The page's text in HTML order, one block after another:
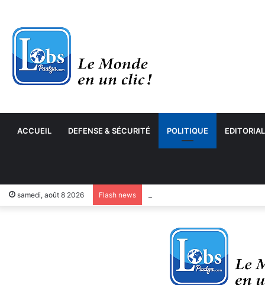
ACCUEIL DEFENSE & SÉCURITÉ POLITIQUE EDITORIAL
samedi, août 8 2026 Flash news